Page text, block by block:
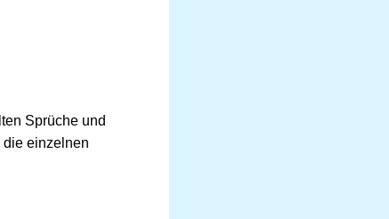
Sprüche und
die einzelnen